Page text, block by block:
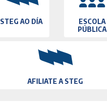
STEG AO DÍA
ESCOLA
PÚBLICA
AFILIATE A STEG